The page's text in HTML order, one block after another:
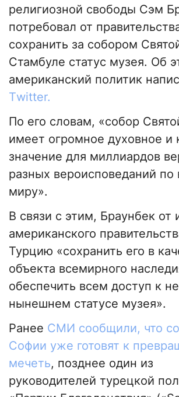
религиозной свободы Сэм
потребовал от
сохранить за собором
Стамбуле статус музея. Об
американский политик
Тwitter.
По его словам, «собор
имеет огромное духовное и
значение для миллиардов
разных вероисповеданий по
миру».
В связи с этим, Браунбек от
американского
Турцию «сохранить его в
объекта всемирного
обеспечить всем доступ к
нынешнем статусе музея».
Ранее СМИ сообщили, что
Софии уже готовят к
мечеть, позднее один из
руководителей турецкой